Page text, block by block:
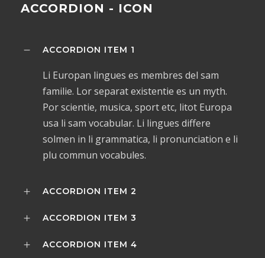
ACCORDION - ICON
ACCORDION ITEM 1
Li Europan lingues es membres del sam
familie. Lor separat existentie es un myth.
Por scientie, musica, sport etc, litot Europa
usa li sam vocabular. Li lingues differe
solmen in li grammatica, li pronunciation e li
plu commun vocabules.
ACCORDION ITEM 2
ACCORDION ITEM 3
ACCORDION ITEM 4